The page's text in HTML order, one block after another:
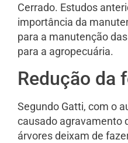
Cerrado. Estudos
importância da
para a manutenção
para a agropecuária.
Redução da
Segundo Gatti, com o
causado agravamento
árvores deixam de